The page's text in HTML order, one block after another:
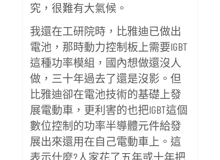
究，很難有大氣候。
我還在工研院時，比雅迪已做出
電池，那時動力控制板上需要IGBT
這種功率模組，國內想做還沒人
做，三十年過去了還是沒影。但
比雅迪卻在電池技術的基礎上發
展電動車，更利害的也把IGBT這個
數位控制的功率半導體元件給發
展出來還用在自己電動車上。這
表示什麼?人家花了五年或十年把